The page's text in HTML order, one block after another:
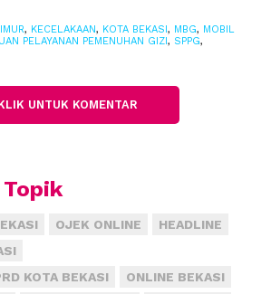
terpental karena terbang waktu
dia.
, KECELAKAAN, KOTA BEKASI, MBG, MOBIL
PELAYANAN PEMENUHAN GIZI, SPPG,
UNTUK KOMENTAR
OJEK ONLINE
HEADLINE
KOTA BEKASI
ONLINE BEKASI